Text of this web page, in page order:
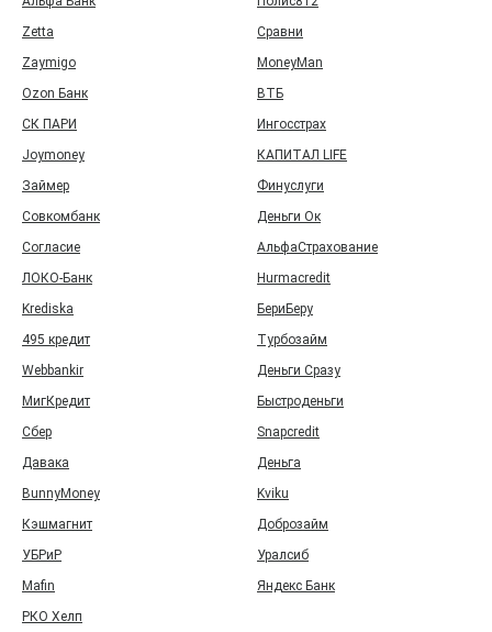
Zetta
Сравни
Zaymigo
MoneyMan
Ozon Банк
ВТБ
СК ПАРИ
Ингосстрах
Joymoney
КАПИТАЛ LIFE
Займер
Финуслуги
Совкомбанк
Деньги Ок
Согласие
АльфаСтрахование
ЛОКО-Банк
Hurmacredit
Krediska
БериБеру
495 кредит
Турбозайм
Webbankir
Деньги Сразу
МигКредит
Быстроденьги
Сбер
Snapcredit
Давака
Деньга
BunnyMoney
Kviku
Кэшмагнит
Доброзайм
УБРиР
Уралсиб
Mafin
Яндекс Банк
РКО Хелп